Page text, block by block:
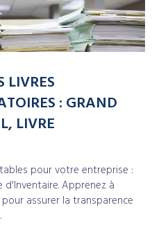
LIVRES
: GRAND
LIVRE
pour votre entreprise :
d'Inventaire. Apprenez à
assurer la transparence